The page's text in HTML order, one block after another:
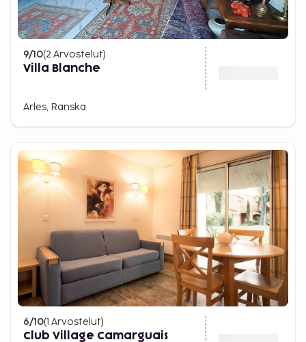
9/10(2 Arvostelut)
Villa Blanche
Arles, Ranska
6/10(1 Arvostelut)
Club Village Camarguais